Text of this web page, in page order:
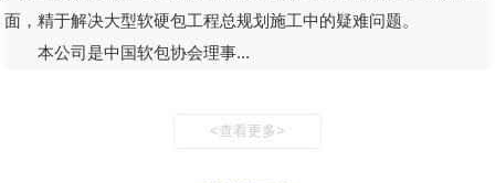
面，精于解决大型软硬包工程总规划施工中的疑难问题。
本公司是中国软包协会理事...
<查看更多>